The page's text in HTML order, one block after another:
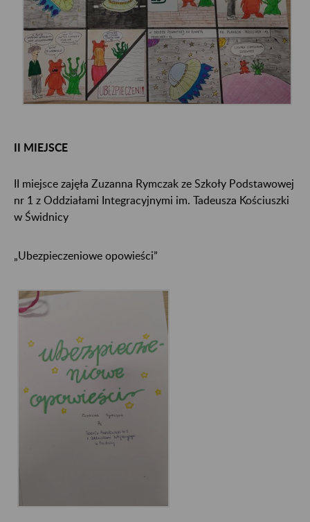
II MIEJSCE
II miejsce zajęła Zuzanna Rymczak ze Szkoły Podstawowej
nr 1 z Oddziałami Integracyjnymi im. Tadeusza Kościuszki
w Świdnicy
„Ubezpieczeniowe opowieści”